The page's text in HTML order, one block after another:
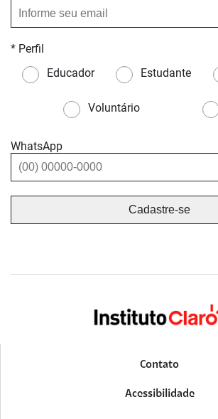
* Perfil
Educador
Estudante
Voluntário
WhatsApp
Contato
Acessibilidade